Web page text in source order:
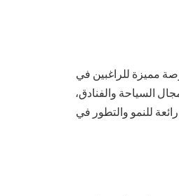
مميزة للراغبين في
السياحة والفنادق،
للنمو والتطور في